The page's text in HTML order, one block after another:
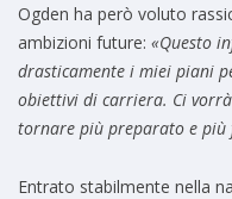
Ogden ha però voluto
ambizioni future: «Questo
drasticamente i miei piani
obiettivi di carriera. Ci
tornare più preparato e più
Entrato stabilmente nella